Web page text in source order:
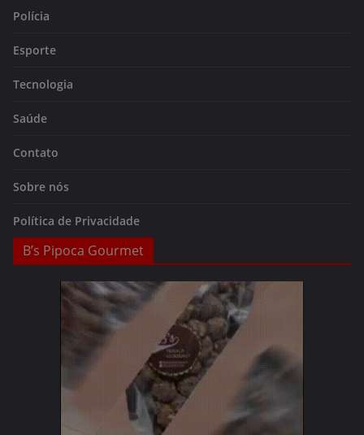
Polícia
Esporte
Tecnologia
Saúde
Contato
Sobre nós
Política de Privacidade
B’s Pipoca Gourmet